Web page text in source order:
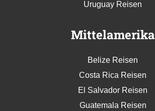
Uruguay Reisen
Mittelamerika
Belize Reisen
Costa Rica Reisen
El Salvador Reisen
Guatemala Reisen